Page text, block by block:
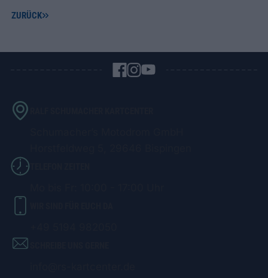
ZURÜCK